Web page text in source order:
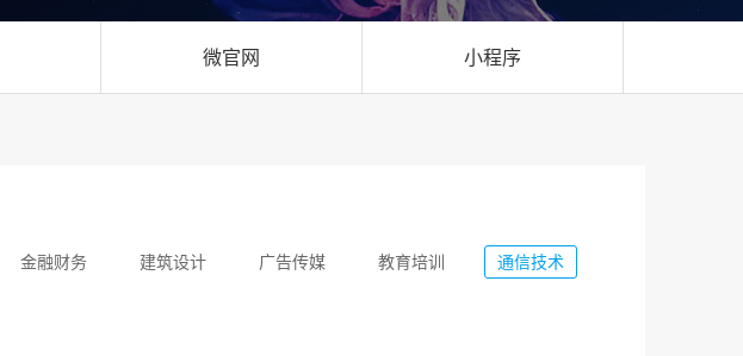
微官网 小程序
金融财务 建筑设计 广告传媒 教育培训 通信技术